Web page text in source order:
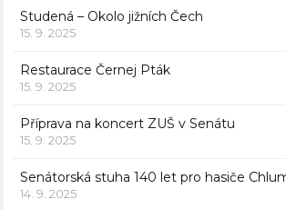
Studená – Okolo jižních Čech
15. 9. 2025
Restaurace Černej Pták
15. 9. 2025
Příprava na koncert ZUŠ v Senátu
15. 9. 2025
Senátorská stuha 140 let pro hasiče
14. 9. 2025